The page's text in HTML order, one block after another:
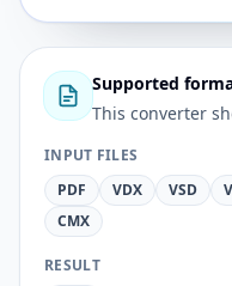
Supported
This converter
INPUT FILES
PDF
VDX VSD
CMX
RESULT